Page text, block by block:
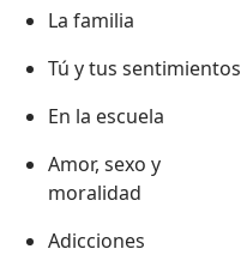
La familia
Tú y tus sentimientos
En la escuela
Amor, sexo y
moralidad
Adicciones